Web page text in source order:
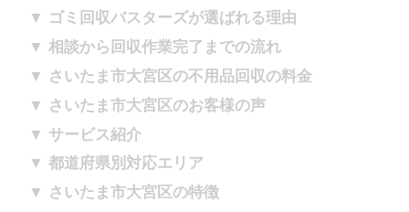
ゴミ回収バスターズが選ばれる理由
相談から回収作業完了までの流れ
さいたま市大宮区の不用品回収の料金
さいたま市大宮区のお客様の声
サービス紹介
都道府県別対応エリア
さいたま市大宮区の特徴